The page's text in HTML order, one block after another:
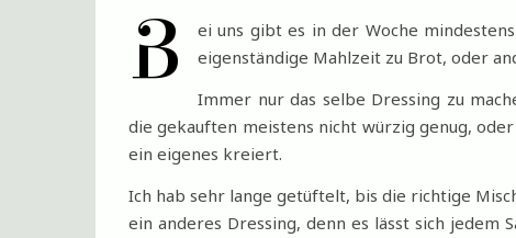
B
ei uns gibt es in der Woche
eigenständige Mahlzeit zu Brot, oder
Immer nur das selbe Dressing zu
die gekauften meistens nicht würzig genug,
ein eigenes kreiert.
Ich hab sehr lange getüftelt, bis die richtige
ein anderes Dressing, denn es lässt sich jedem